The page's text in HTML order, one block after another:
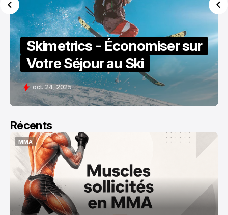
Skimetrics - Économiser sur
Votre Séjour au Ski
oct. 24, 2025
Récents
MMA
MMA